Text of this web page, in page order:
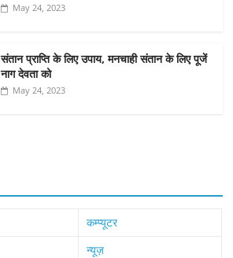
May 24, 2023
संतान प्राप्ति के लिए उपाय, मनचाही संतान के लिए पूजें
नाग देवता को
May 24, 2023
कम्प्यूटर
न्यूज़